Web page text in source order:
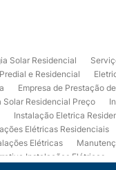
Solar Residencial
e Residencial
Empresa de Prestação
Solar Residencial Preço
Instalação Eletrica
Elétricas Residenciais
Elétricas
Instalações Elétricas